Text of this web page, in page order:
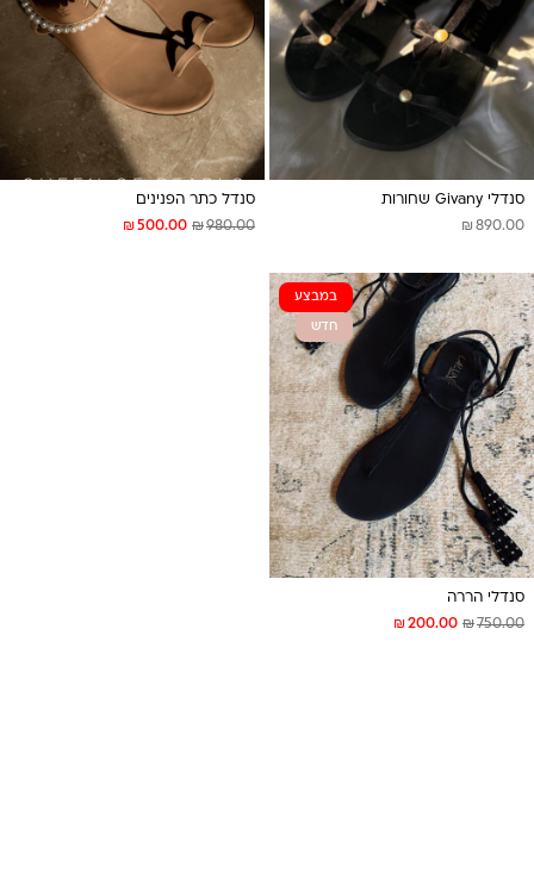
סנדלי Givany שחורות
₪ 890.00
סנדל כתר הפנינים
₪500.00 ₪980.00
במבצע
חדש
סנדלי הררה
₪200.00 ₪750.00